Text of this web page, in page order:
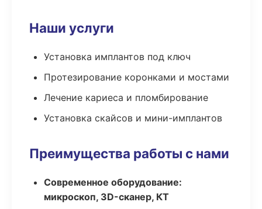
Наши услуги
Установка имплантов под ключ
Протезирование коронками и мостами
Лечение кариеса и пломбирование
Установка скайсов и мини-имплантов
Преимущества работы с нами
Современное оборудование:
микроскоп, 3D-сканер, КТ